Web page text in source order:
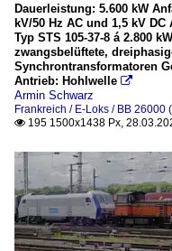
Dauerleistung: 5.600 kW
kV/50 Hz AC und 1,5 kV
Typ STS 105-37-8 á 2.800
zwangsbelüftete,
Synchrontransformatoren
Antrieb: Hohlwelle 
Armin Schwarz
Frankreich / E-Loks / BB 26000
 195 1500x1438 Px,